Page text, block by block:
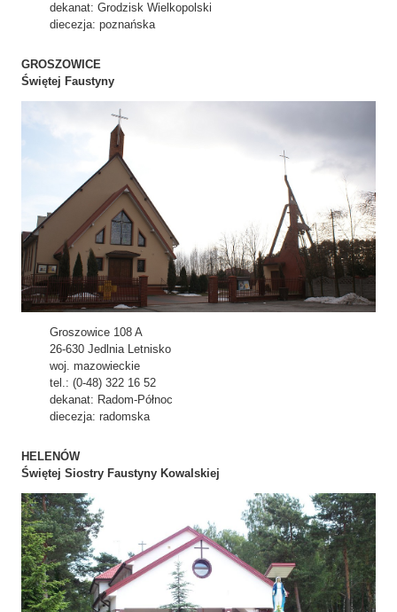
dekanat: Grodzisk Wielkopolski
diecezja: poznańska
GROSZOWICE
Świętej Faustyny
Groszowice 108 A
26-630 Jedlnia Letnisko
woj. mazowieckie
tel.: (0-48) 322 16 52
dekanat: Radom-Północ
diecezja: radomska
HELENÓW
Świętej Siostry Faustyny Kowalskiej